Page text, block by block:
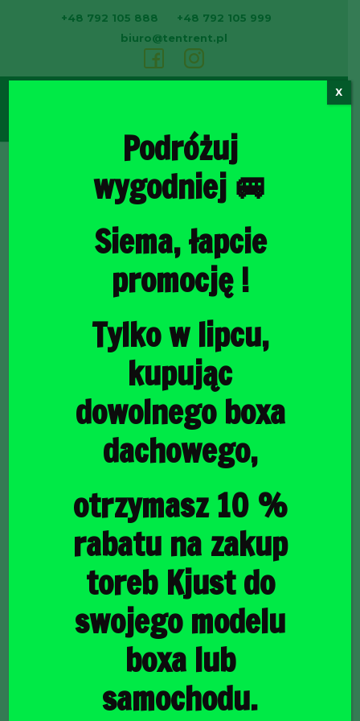
+48 792 105 888
+48 792 105 999
biuro@tentrent.pl
Torby do bagażnika
HATCHBACK 2018+ TORBY DO BAGAŻNIKA 4 SZT
MERCEDES-BENZ A
HATCHBACK 2018+
TORBY DO BAGAŻNIKA
4 SZT
Podróżuj
wygodniej 🚐
Siema, łapcie
promocję !
Tylko w lipcu,
kupując
dowolnego boxa
dachowego,
otrzymasz 10 %
rabatu na zakup
toreb Kjust do
swojego modelu
boxa lub
samochodu.
X